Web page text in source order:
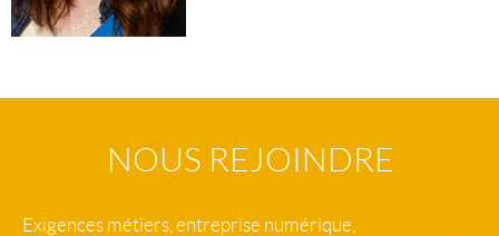
NOUS REJOINDRE
Exigences métiers, entreprise numérique,